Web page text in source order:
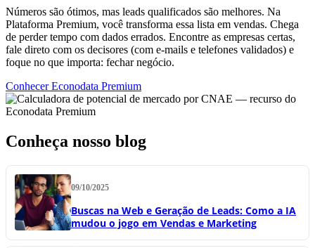
Números são ótimos, mas leads qualificados são melhores. Na
Plataforma Premium, você transforma essa lista em vendas. Chega
de perder tempo com dados errados. Encontre as empresas certas,
fale direto com os decisores (com e-mails e telefones validados) e
foque no que importa: fechar negócio.
Conhecer Econodata Premium
Conheça nosso blog
09/10/2025
Buscas na Web e Geração de Leads: Como a IA
mudou o jogo em Vendas e Marketing